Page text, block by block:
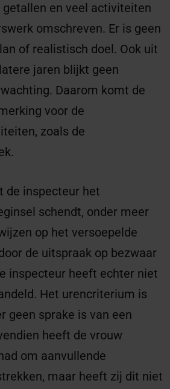
en veel activiteiten
omschreven. Er is geen
of realistisch doel. Ook uit
jaren blijkt geen
Daarom komt de
voor de
zoals de
de inspecteur het
schendt, onder meer
op het versoepelde
de uitspraak op bezwaar
inspecteur heeft echter niet
Het urencriterium is
geen sprake is van een
heeft de vrouw
om aanvullende
maar heeft zij dit niet